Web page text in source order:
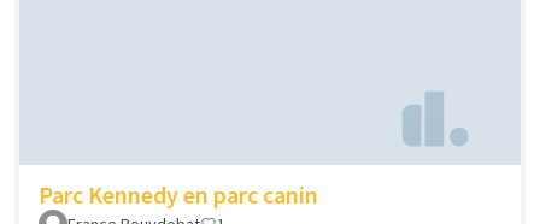
Parc Kennedy en parc canin